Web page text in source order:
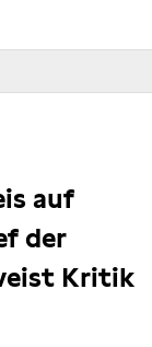
auf
der
Kritik